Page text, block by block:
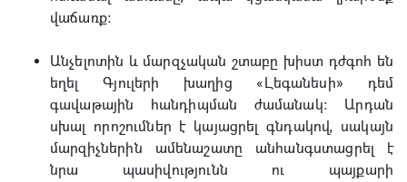
վաճառք։
Անչելոտին և մարզչական շտաբը խիստ դժգոհ են
եղել Գյուլերի խաղից «Լեգանեսի» դեմ
գավաթային հանդիպման ժամանակ։ Արդան
սխալ որոշումներ է կայացրել գնդակով, սակայն
մարզիչներին ամենաշատը անհանգստացրել է
նրա պասիվությունն ու պայքարի